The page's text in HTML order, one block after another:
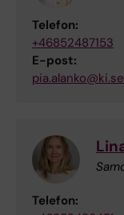
Telefon:
+46852487153
E-post:
pia.alanko@ki.se
Telefon: